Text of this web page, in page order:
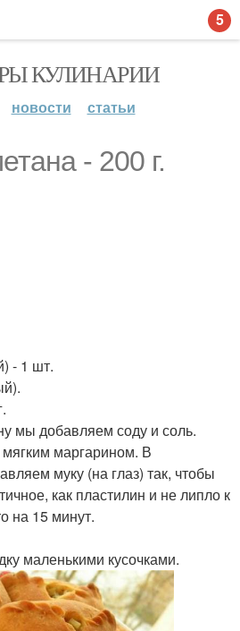
КУЛИНАРИИ
новости статьи
- 200 г.
- 1 шт.
мы добавляем соду и соль.
маргарином. В
муку (на глаз) так, чтобы
как пластилин и не липло к
на 15 минут.
маленькими кусочками.
5